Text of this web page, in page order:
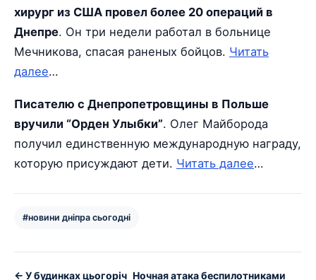
хирург из США провел более 20 операций в
Днепре. Он три недели работал в больнице
Мечникова, спасая раненых бойцов. Читать
далее…
Писателю с Днепропетровщины в Польше
вручили “Орден Улыбки”. Олег Майборода
получил единственную международную награду,
которую присуждают дети. Читать далее…
#новини дніпра сьогодні
← У будинках цьогоріч Ночная атака беспилотниками